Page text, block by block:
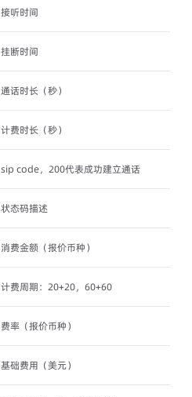
接听时间
挂断时间
通话时长（秒）
计费时长（秒）
sip code，200代表成功建立通话
状态码描述
消费金额（报价币种）
计费周期：20+20，60+60
费率（报价币种）
基础费用（美元）